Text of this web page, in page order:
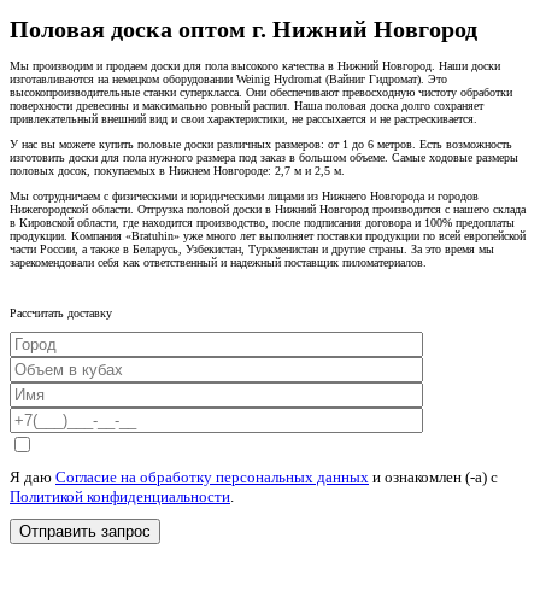
Половая доска оптом г. Нижний Новгород
Мы производим и продаем доски для пола высокого качества в Нижний Новгород. Наши доски
изготавливаются на немецком оборудовании Weinig Hydromat (Вайниг Гидромат). Это
высокопроизводительные станки суперкласса. Они обеспечивают превосходную чистоту обработки
поверхности древесины и максимально ровный распил. Наша половая доска долго сохраняет
привлекательный внешний вид и свои характеристики, не рассыхается и не растрескивается.
У нас вы можете купить половые доски различных размеров: от 1 до 6 метров. Есть возможность
изготовить доски для пола нужного размера под заказ в большом объеме. Самые ходовые размеры
половых досок, покупаемых в Нижнем Новгороде: 2,7 м и 2,5 м.
Мы сотрудничаем с физическими и юридическими лицами из Нижнего Новгорода и городов
Нижегородской области. Отгрузка половой доски в Нижний Новгород производится с нашего склада
в Кировской области, где находится производство, после подписания договора и 100% предоплаты
продукции. Компания «Bratuhin» уже много лет выполняет поставки продукции по всей европейской
части России, а также в Беларусь, Узбекистан, Туркменистан и другие страны. За это время мы
зарекомендовали себя как ответственный и надежный поставщик пиломатериалов.
Рассчитать доставку
Я даю Согласие на обработку персональных данных и ознакомлен (-а) c
Политикой конфиденциальности.